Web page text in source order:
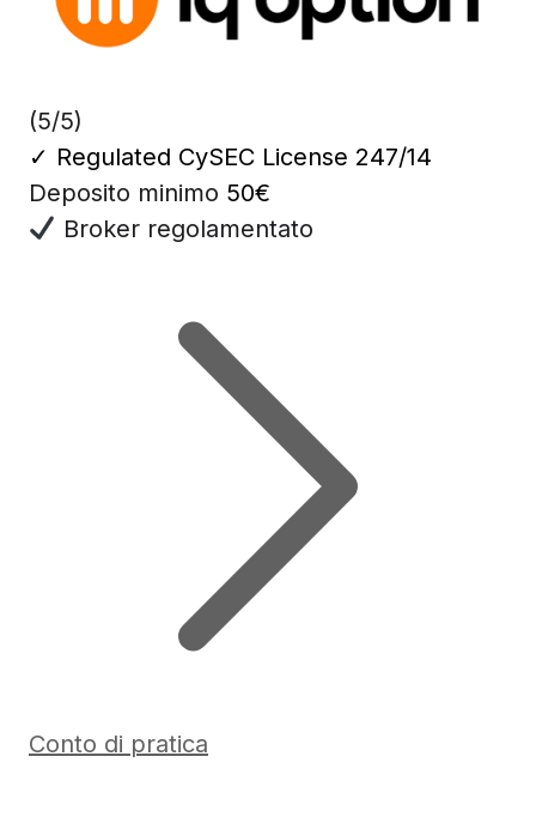
(5/5)
✓ Regulated CySEC License 247/14
Deposito minimo 50€
Broker regolamentato
Conto di pratica